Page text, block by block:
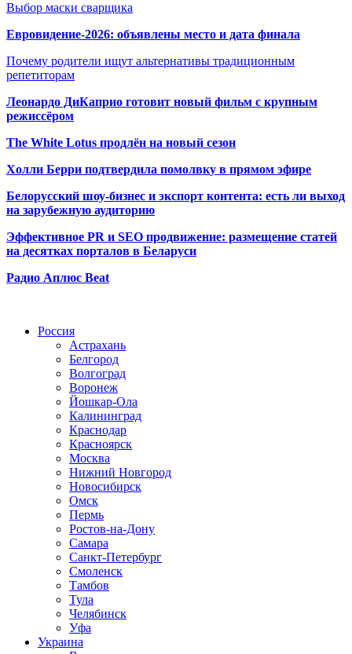
Выбор маски сварщика
Евровидение-2026: объявлены место и дата финала
Почему родители ищут альтернативы традиционным
репетиторам
Леонардо ДиКаприо готовит новый фильм с крупным
режиссёром
The White Lotus продлён на новый сезон
Холли Берри подтвердила помолвку в прямом эфире
Белорусский шоу-бизнес и экспорт контента: есть ли выход
на зарубежную аудиторию
Эффективное PR и SEO продвижение: размещение статей
на десятках порталов в Беларуси
Радио Аплюс Beat
Россия
Астрахань
Белгород
Волгоград
Воронеж
Йошкар-Ола
Калининград
Краснодар
Красноярск
Москва
Нижний Новгород
Новосибирск
Омск
Пермь
Ростов-на-Дону
Самара
Санкт-Петербург
Смоленск
Тамбов
Тула
Челябинск
Уфа
Украина